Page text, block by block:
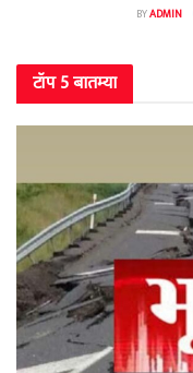
BYADMIN
टॉप 5 बातम्या